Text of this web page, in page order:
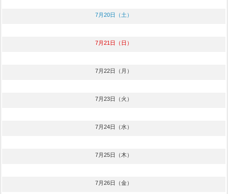
7月20日（土）
7月21日（日）
7月22日（月）
7月23日（火）
7月24日（水）
7月25日（木）
7月26日（金）